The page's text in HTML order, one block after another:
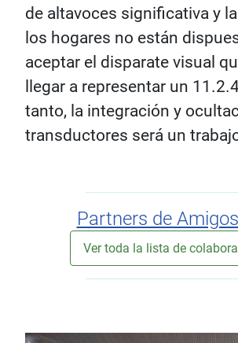
de altavoces significativa y
los hogares no están
aceptar el disparate visual
llegar a representar un
tanto, la integración y
transductores será un
Partners de
Ver toda la lista de